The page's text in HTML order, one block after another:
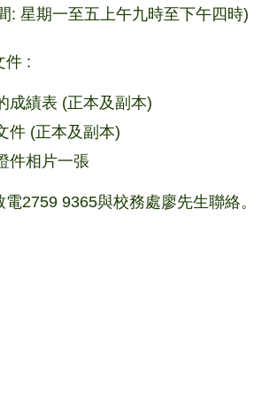
: 星期一至五上午九時至下午四時)
件 :
成績表 (正本及副本)
件 (正本及副本)
件相片一張
2759 9365與校務處廖先生聯絡。